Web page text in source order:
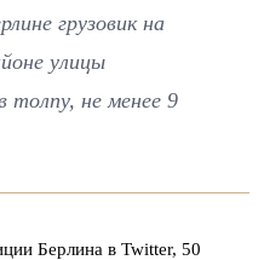
грузовик на
улицы
толпу, не менее 9
Берлина в Twitter, 50